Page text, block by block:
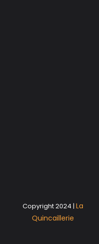
Copyright 2024 |La
Quincaillerie